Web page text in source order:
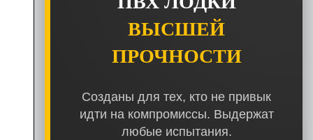
ВЫСШЕЙ
ПРОЧНОСТИ
Созданы для тех, кто не привык
идти на компромиссы. Выдержат
любые испытания.